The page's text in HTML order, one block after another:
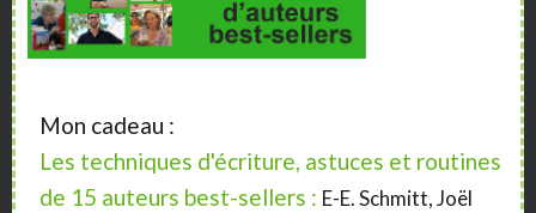
Notre équipe vous propose des contenus et
formations, pour que la publication de votre livre
livre, décrocher une maison d’édition, améliorer
son style d’écriture et sa maîtrise de l’intrigue,
création de couverture, publicité ciblée
sur
Mon cadeau :
Les techniques d'écriture, astuces et routines
de 15 auteurs best-sellers : E-E. Schmitt, Joël